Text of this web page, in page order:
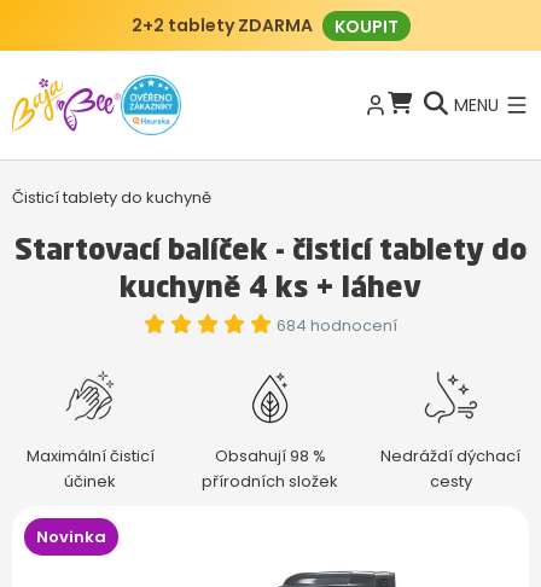
BajaBee klub JAK TO FUNGUJE?
MENU
Čisticí tablety do kuchyně
Startovací balíček - čisticí tablety do
kuchyně 4 ks + láhev
684 hodnocení
Maximální čisticí
účinek
Obsahují 98 %
přírodních složek
Nedráždí dýchací
cesty
Novinka